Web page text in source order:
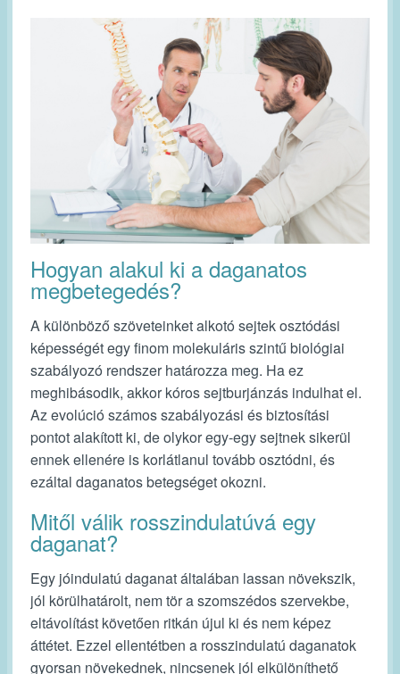
Hogyan alakul ki a daganatos
megbetegedés?
A különböző szöveteinket alkotó sejtek osztódási
képességét egy finom molekuláris szintű biológiai
szabályozó rendszer határozza meg. Ha ez
meghibásodik, akkor kóros sejtburjánzás indulhat el.
Az evolúció számos szabályozási és biztosítási
pontot alakított ki, de olykor egy-egy sejtnek sikerül
ennek ellenére is korlátlanul tovább osztódni, és
ezáltal daganatos betegséget okozni.
Mitől válik rosszindulatúvá egy
daganat?
Egy jóindulatú daganat általában lassan növekszik,
jól körülhatárolt, nem tör a szomszédos szervekbe,
eltávolítást követően ritkán újul ki és nem képez
áttétet. Ezzel ellentétben a rosszindulatú daganatok
gyorsan növekednek, nincsenek jól elkülöníthető